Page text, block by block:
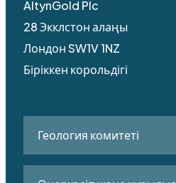
AltynGold Plc
28 Экклстон алаңы
Лондон SW1V 1NZ
Біріккен корольдігі
Геология комитеті